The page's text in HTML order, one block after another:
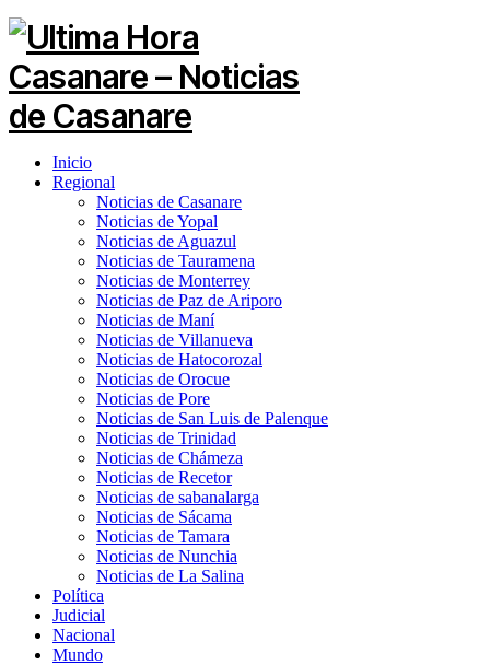
Inicio
Regional
Noticias de Casanare
Noticias de Yopal
Noticias de Aguazul
Noticias de Tauramena
Noticias de Monterrey
Noticias de Paz de Ariporo
Noticias de Maní
Noticias de Villanueva
Noticias de Hatocorozal
Noticias de Orocue
Noticias de Pore
Noticias de San Luis de Palenque
Noticias de Trinidad
Noticias de Chámeza
Noticias de Recetor
Noticias de sabanalarga
Noticias de Sácama
Noticias de Tamara
Noticias de Nunchia
Noticias de La Salina
Política
Judicial
Nacional
Mundo